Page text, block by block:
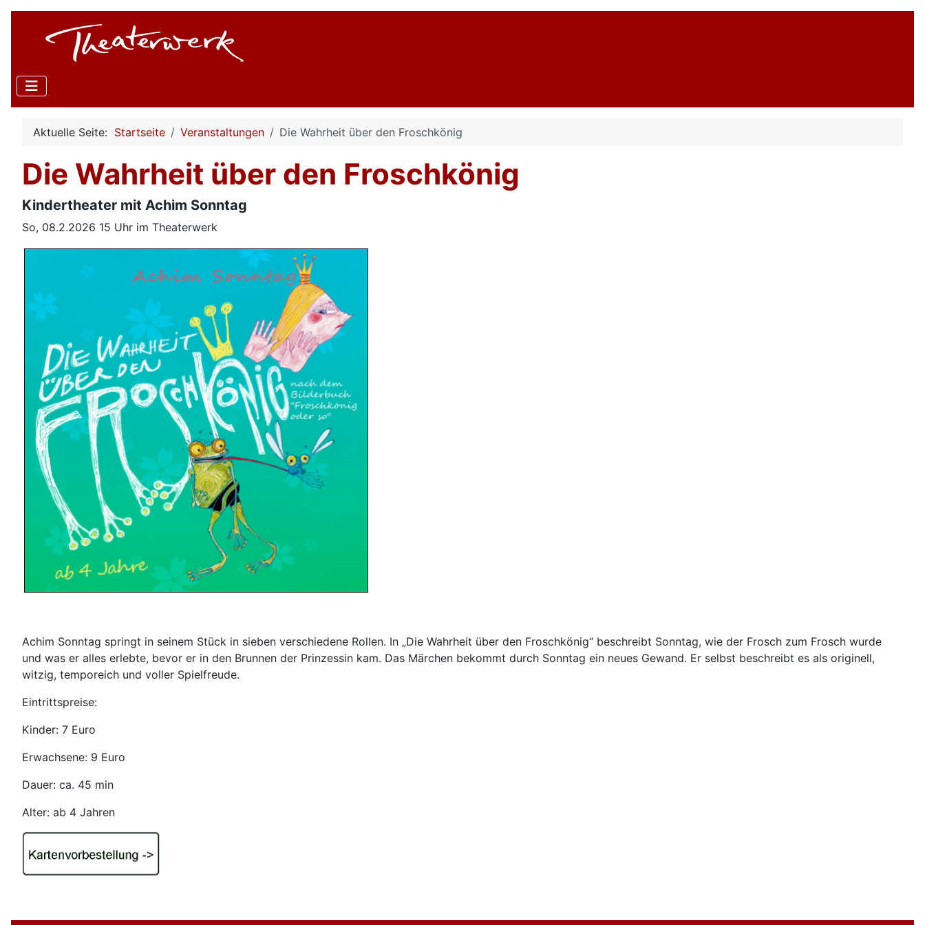
Aktuelle Seite: Startseite Veranstaltungen Die Wahrheit über den Froschkönig
Die Wahrheit über den Froschkönig
Kindertheater mit Achim Sonntag
So, 08.2.2026 15 Uhr im Theaterwerk
Achim Sonntag springt in seinem Stück in sieben verschiedene Rollen. In „Die Wahrheit über den Froschkönig“ beschreibt Sonntag, wie der Frosch zum Frosch wurde
und was er alles erlebte, bevor er in den Brunnen der Prinzessin kam. Das Märchen bekommt durch Sonntag ein neues Gewand. Er selbst beschreibt es als originell,
witzig, temporeich und voller Spielfreude.
Eintrittspreise:
Kinder: 7 Euro
Erwachsene: 9 Euro
Dauer: ca. 45 min
Alter: ab 4 Jahren